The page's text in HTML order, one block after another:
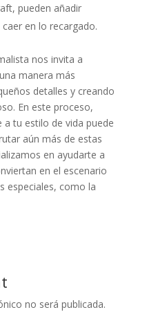
pueden añadir
en lo recargado.
nos invita a
manera más
detalles y creando
En este proceso,
a tu estilo de vida puede
aún más de estas
en ayudarte a
en el escenario
especiales, como la
no será publicada.